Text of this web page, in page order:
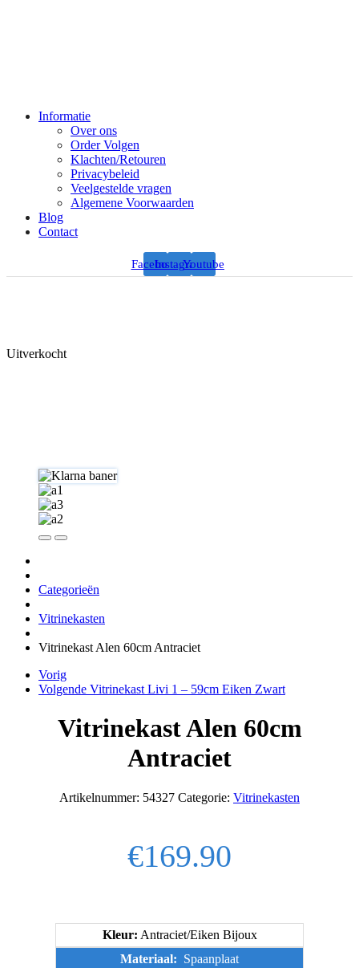
Informatie
Over ons
Order Volgen
Klachten/Retouren
Privacybeleid
Veelgestelde vragen
Algemene Voorwaarden
Blog
Contact
FacebookInstagramYoutube
Uitverkocht
Categorieën
Vitrinekasten
Vitrinekast Alen 60cm Antraciet
Vorig
Volgende Vitrinekast Livi 1 – 59cm Eiken Zwart
Vitrinekast Alen 60cm
Antraciet
Artikelnummer: 54327 Categorie: Vitrinekasten
€169.90
Kleur: Antraciet/Eiken Bijoux
Materiaal: Spaanplaat